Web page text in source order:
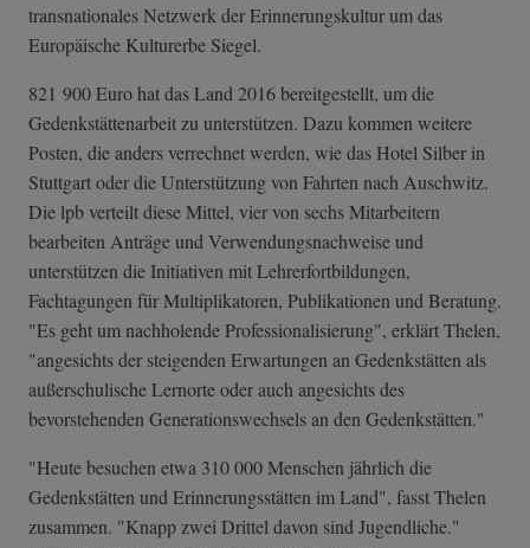
transnationales Netzwerk der Erinnerungskultur um das
Europäische Kulturerbe Siegel.
821 900 Euro hat das Land 2016 bereitgestellt, um die
Gedenkstättenarbeit zu unterstützen. Dazu kommen weitere
Posten, die anders verrechnet werden, wie das Hotel Silber in
Stuttgart oder die Unterstützung von Fahrten nach Auschwitz.
Die lpb verteilt diese Mittel, vier von sechs Mitarbeitern
bearbeiten Anträge und Verwendungsnachweise und
unterstützen die Initiativen mit Lehrerfortbildungen,
Fachtagungen für Multiplikatoren, Publikationen und Beratung.
"Es geht um nachholende Professionalisierung", erklärt Thelen,
"angesichts der steigenden Erwartungen an Gedenkstätten als
außerschulische Lernorte oder auch angesichts des
bevorstehenden Generationswechsels an den Gedenkstätten."
"Heute besuchen etwa 310 000 Menschen jährlich die
Gedenkstätten und Erinnerungsstätten im Land", fasst Thelen
zusammen. "Knapp zwei Drittel davon sind Jugendliche."